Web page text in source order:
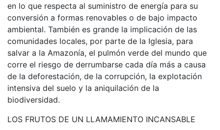
en lo que respecta al suministro de energía para su
conversión a formas renovables o de bajo impacto
ambiental. También es grande la implicación de las
comunidades locales, por parte de la Iglesia, para
salvar a la Amazonía, el pulmón verde del mundo que
corre el riesgo de derrumbarse cada día más a causa
de la deforestación, de la corrupción, la explotación
intensiva del suelo y la aniquilación de la
biodiversidad.
LOS FRUTOS DE UN LLAMAMIENTO INCANSABLE